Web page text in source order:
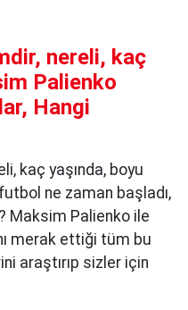
nereli, kaç
Palienko
Hangi
kaç yaşında, boyu
ne zaman başladı,
Maksim Palienko ile
merak ettiği tüm bu
araştırıp sizler için